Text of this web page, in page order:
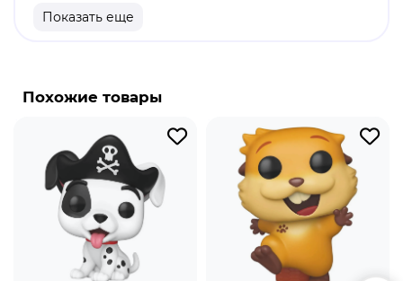
Материал: винил.
Разработчик/Издатель: Funko.
Изначально был высокопоставленным
чиновником Корейской ассоциации охотников и
внимательно следил за действиями Сун Джинву.
Позже стал председателем ассоциации, так как
его потенциал был очевиден для всех. Джинчул -
дамагер, специализируется на нанесении урона
и уничтожении противника голыми руками.
Показать еще
Похожие товары